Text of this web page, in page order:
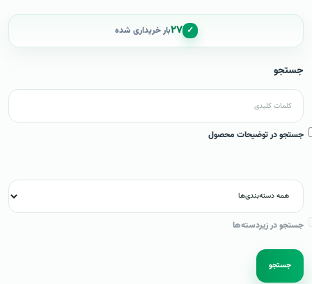
✓ ۲۷بار خریداری شده
جستجو
جستجو در توضیحات محصول
جستجو در زیردسته‌ها
جستجو